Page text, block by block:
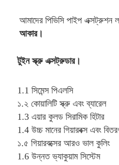
আমাদের পিভিসি পাইপ এক্সট্রুশন
আকার।
টুইন স্ক্রু এক্সট্রুডার।
1.1 সিমেন্স পিএলসি
১.২ কোয়ালিটি স্ক্রু এবং ব্যারেল
1.3 এয়ার কুলড সিরামিক হিটার
1.4 উচ্চ মানের গিয়ারবক্স এবং
১.৫ গিয়ারবক্সের আরও ভাল কুলিং
1.6 উন্নত ভ্যাকুয়াম সিস্টেম